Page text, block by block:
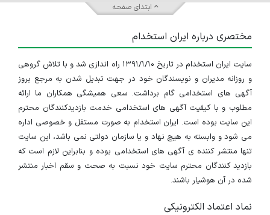
ابتدای صفحه
مختصری درباره ایران استخدام
سایت ایران استخدام در تاریخ ۱۳۹۱/۱/۱۰ راه اندازی شد و با تلاش گروهی
و روزانه مدیران و نویسندگان خود در جهت تبدیل شدن به مرجع بروز
آگهی های استخدامی گام برداشت. سعی همیشگی همکاران ما ارائه
مطلوب و با کیفیت آگهی های استخدامی خدمت بازدیدکنندگان محترم
این سایت بوده است. ایران استخدام به صورت مستقل و خصوصی اداره
می شود و وابسته به هیچ نهاد و یا سازمان دولتی نمی باشد، این سایت
تنها منتشر کننده ی آگهی های استخدامی بوده و بنابراین لازم است که
بازدید کنندگان محترم سایت خود نسبت به صحت و سقم اخبار منتشر
شده در آن هوشیار باشند.
نماد اعتماد الکترونیکی